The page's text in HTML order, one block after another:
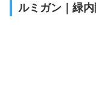
ルミガン｜緑